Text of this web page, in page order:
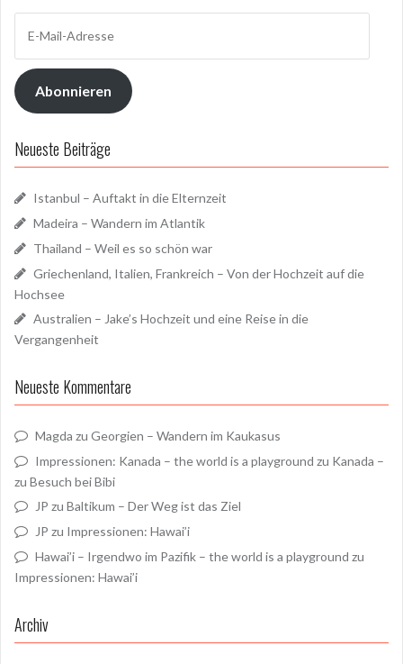
Mail-
Adresse
Abonnieren
Neueste Beiträge
Istanbul – Auftakt in die Elternzeit
Madeira – Wandern im Atlantik
Thailand – Weil es so schön war
Griechenland, Italien, Frankreich – Von der Hochzeit auf die
Hochsee
Australien – Jake’s Hochzeit und eine Reise in die
Vergangenheit
Neueste Kommentare
Magda zu Georgien – Wandern im Kaukasus
Impressionen: Kanada – the world is a playground zu Kanada –
zu Besuch bei Bibi
JP zu Baltikum – Der Weg ist das Ziel
JP zu Impressionen: Hawai’i
Hawai’i – Irgendwo im Pazifik – the world is a playground zu
Impressionen: Hawai’i
Archiv